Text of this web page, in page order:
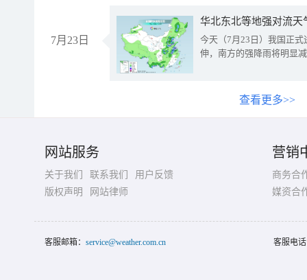
7月23日
华北东北等地强对流天
今天（7月23日）我国正
伸，南方的强降雨将明显
查看更多>>
网站服务
关于我们 联系我们
用户反馈
版权声明
网站律师
营销
商务合
媒资合
客服邮箱： service@weather.com.cn 客服电